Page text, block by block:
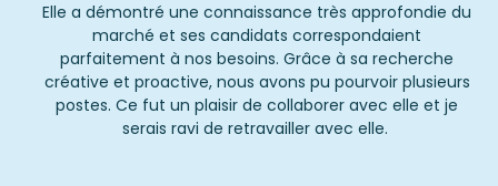
Elle a démontré une connaissance très approfondie du
marché et ses candidats correspondaient
parfaitement à nos besoins. Grâce à sa recherche
créative et proactive, nous avons pu pourvoir plusieurs
postes. Ce fut un plaisir de collaborer avec elle et je
serais ravi de retravailler avec elle.